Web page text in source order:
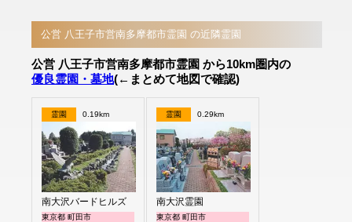
公営 八王子市営南多摩都市霊園 の近隣霊園
公営 八王子市営南多摩都市霊園 から10km圏内の
優良霊園・墓地(←まとめて地図で確認)
霊園 0.19km
南大沢バードヒルズ
東京都 町田市
霊園 0.29km
南大沢霊園
東京都 町田市